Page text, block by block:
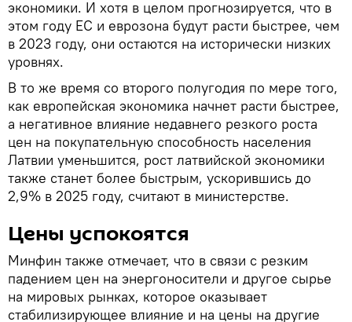
экономики. И хотя в целом прогнозируется, что в
этом году ЕС и еврозона будут расти быстрее, чем
в 2023 году, они остаются на исторически низких
уровнях.
В то же время со второго полугодия по мере того,
как европейская экономика начнет расти быстрее,
а негативное влияние недавнего резкого роста
цен на покупательную способность населения
Латвии уменьшится, рост латвийской экономики
также станет более быстрым, ускорившись до
2,9% в 2025 году, считают в министерстве.
Цены успокоятся
Минфин также отмечает, что в связи с резким
падением цен на энергоносители и другое сырье
на мировых рынках, которое оказывает
стабилизирующее влияние и на цены на другие